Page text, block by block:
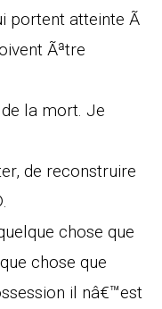
portent atteinte Ã
Ãªtre
la mort. Je
de reconstruire
chose que
chose que
il nâ€™est